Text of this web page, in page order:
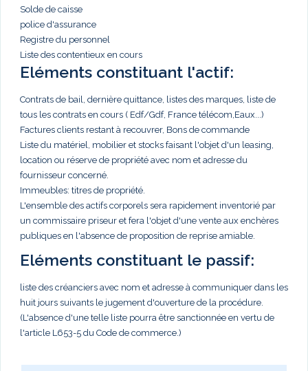
Solde de caisse
police d'assurance
Registre du personnel
Liste des contentieux en cours
Eléments constituant l'actif:
Contrats de bail, dernière quittance, listes des marques, liste de
tous les contrats en cours ( Edf/Gdf, France télécom,Eaux...)
Factures clients restant à recouvrer, Bons de commande
Liste du matériel, mobilier et stocks faisant l'objet d'un leasing,
location ou réserve de propriété avec nom et adresse du
fournisseur concerné.
Immeubles: titres de propriété.
L'ensemble des actifs corporels sera rapidement inventorié par
un commissaire priseur et fera l'objet d'une vente aux enchères
publiques en l'absence de proposition de reprise amiable.
Eléments constituant le passif:
liste des créanciers avec nom et adresse à communiquer dans les
huit jours suivants le jugement d'ouverture de la procédure.
(L'absence d'une telle liste pourra être sanctionnée en vertu de
l'article L653-5 du Code de commerce.)